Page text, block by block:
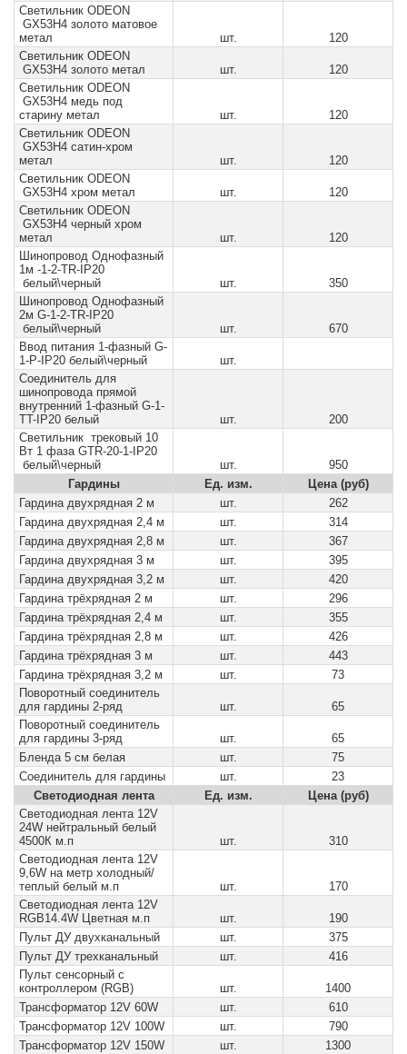
Светильник ODEON
GX53H4 золото матовое
метал
шт.
120
Светильник ODEON
GX53H4 золото метал
шт.
120
Светильник ODEON
GX53H4 медь под
старину метал
шт.
120
Светильник ODEON
GX53H4 сатин-хром
метал
шт.
120
Светильник ODEON
GX53H4 хром метал
шт.
120
Светильник ODEON
GX53H4 черный хром
метал
шт.
120
Шинопровод Однофазный
1м -1-2-TR-IP20
белый\черный
шт.
350
Шинопровод Однофазный
2м G-1-2-TR-IP20
белый\черный
шт.
670
Ввод питания 1-фазный G-
1-P-IP20 белый\черный
шт.
Соединитель для
шинопровода прямой
внутренний 1-фазный G-1-
TT-IP20 белый
шт.
200
Светильник трековый 10
Вт 1 фаза GTR-20-1-IP20
белый\черный
шт.
950
Гардины
Ед. изм.
Цена (руб)
Гардина двухрядная 2 м
шт.
262
Гардина двухрядная 2,4 м
шт.
314
Гардина двухрядная 2,8 м
шт.
367
Гардина двухрядная 3 м
шт.
395
Гардина двухрядная 3,2 м
шт.
420
Гардина трёхрядная 2 м
шт.
296
Гардина трёхрядная 2,4 м
шт.
355
Гардина трёхрядная 2,8 м
шт.
426
Гардина трёхрядная 3 м
шт.
443
Гардина трёхрядная 3,2 м
шт.
73
Поворотный соединитель
для гардины 2-ряд
шт.
65
Поворотный соединитель
для гардины 3-ряд
шт.
65
Бленда 5 см белая
шт.
75
Соединитель для гардины
шт.
23
Светодиодная лента
Ед. изм.
Цена (руб)
Светодиодная лента 12V
24W нейтральный белый
4500К м.п
шт.
310
Светодиодная лента 12V
9,6W на метр холодный/
теплый белый м.п
шт.
170
Светодиодная лента 12V
RGB14.4W Цветная м.п
шт.
190
Пульт ДУ двухканальный
шт.
375
Пульт ДУ трехканальный
шт.
416
Пульт сенсорный с
контроллером (RGB)
шт.
1400
Трансформатор 12V 60W
шт.
610
Трансформатор 12V 100W
шт.
790
Трансформатор 12V 150W
шт.
1300